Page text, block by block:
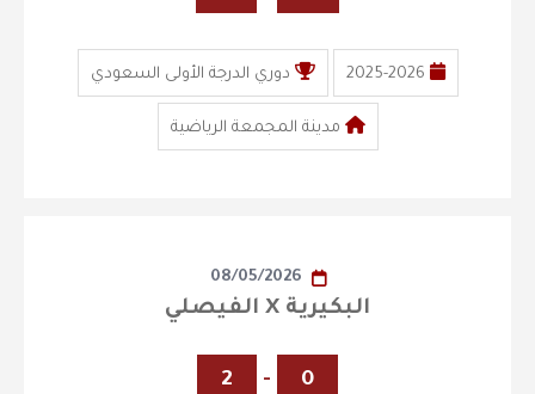
2025-2026 دوري الدرجة الأولى السعودي
مدينة المجمعة الرياضية
08/05/2026
البكيرية X الفيصلي
0
-
2